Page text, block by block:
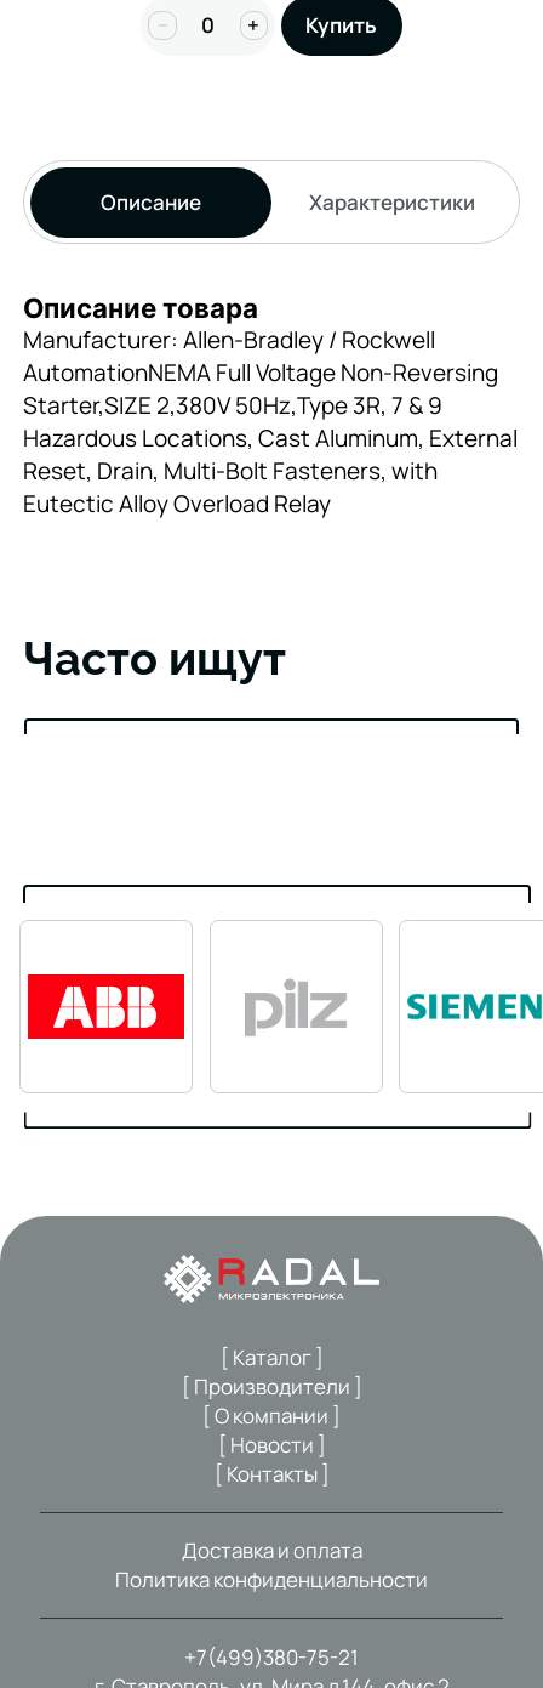
− + Купить
Описание Характеристики
Описание товара
Manufacturer: Allen-Bradley / Rockwell
AutomationNEMA Full Voltage Non-Reversing
Starter,SIZE 2,380V 50Hz,Type 3R, 7 & 9
Hazardous Locations, Cast Aluminum, External
Reset, Drain, Multi-Bolt Fasteners, with
Eutectic Alloy Overload Relay
Часто ищут
+7(499)380-75-21
[ Каталог ]
[ Производители ]
[ О компании ]
[ Новости ]
[ Контакты ]
Доставка и оплата
Политика конфиденциальности